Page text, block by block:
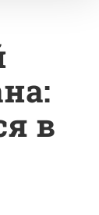
в